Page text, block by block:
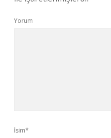
Yorum
İsim*